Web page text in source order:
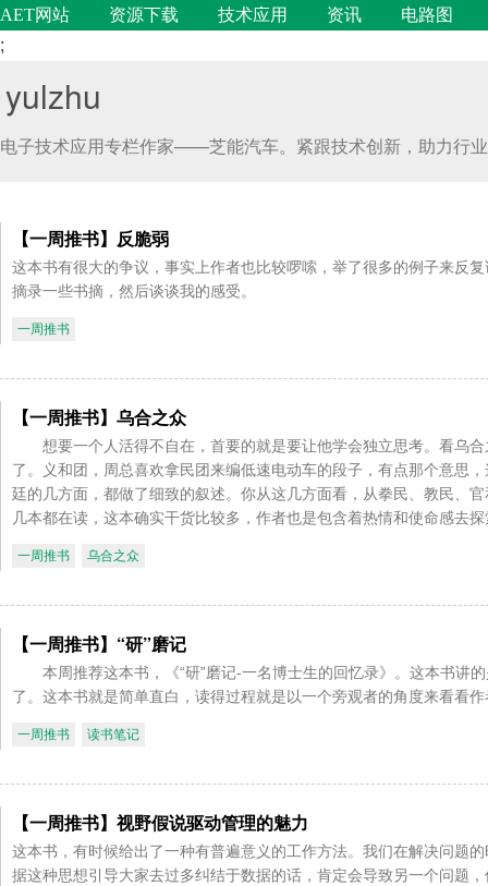
AET网站 资源下载 技术应用 资讯
电路图
;
yulzhu
电子技术应用专栏作家——芝能汽车。紧跟技术创新，助力行
【一周推书】反脆弱
这本书有很大的争议，事实上作者也比较啰嗦，举了很多的例子来反
摘录一些书摘，然后谈谈我的感受。
一周推书
【一周推书】乌合之众
想要一个人活得不自在，首要的就是要让他学会独立思考。看乌合
了。义和团，周总喜欢拿民团来编低速电动车的段子，有点那个意思
廷的几方面，都做了细致的叙述。你从这几方面看，从拳民、教民、
几本都在读，这本确实干货比较多，作者也是包含着热情和使命感去
一周推书 乌合之众
【一周推书】“研”磨记
本周推荐这本书，《“研”磨记-一名博士生的回忆录》。这本书讲
了。这本书就是简单直白，读得过程就是以一个旁观者的角度来看看
一周推书 读书笔记
【一周推书】视野假说驱动管理的魅力
这本书，有时候给出了一种有普遍意义的工作方法。我们在解决问题
据这种思想引导大家去过多纠结于数据的话，肯定会导致另一个问题